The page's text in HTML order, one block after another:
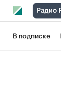
В подписке